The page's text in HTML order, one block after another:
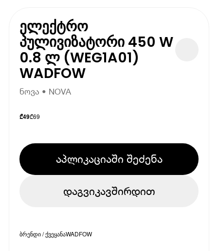
ელექტრო
პულივიზატორი 450 W
0.8 ლ (WEG1A01)
WADFOW
ნოვა • NOVA
₾49₾69
აპლიკაციაში შეძენა
დაგვიკავშირდით
ბრენდი / ქვეყანაWADFOW